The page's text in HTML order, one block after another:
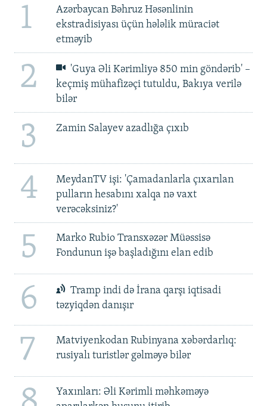
1
Azərbaycan Bəhruz Həsənlinin
ekstradisiyası üçün hələlik müraciət
etməyib
2
'Guya Əli Kərimliyə 850 min göndərib' –
keçmiş mühafizəçi tutuldu, Bakıya verilə
bilər
3 Zamin Salayev azadlığa çıxıb
4
MeydanTV işi: 'Çamadanlarla çıxarılan
pulların hesabını xalqa nə vaxt
verəcəksiniz?'
5
Marko Rubio Transxəzər Müəssisə
Fondunun işə başladığını elan edib
6
Tramp indi də İrana qarşı iqtisadi
təzyiqdən danışır
7
Matviyenkodan Rubinyana xəbərdarlıq:
rusiyalı turistlər gəlməyə bilər
Yaxınları: Əli Kərimli məhkəməyə